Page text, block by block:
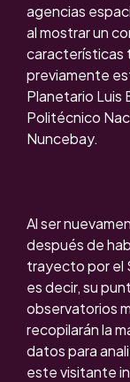
agencias
al mostrar un
características
previamente
Planetario Luis
Politécnico
Nuncebay.
Al ser
después de
trayecto por el
es decir, su
observatorios
recopilarán la
datos para
este visitante